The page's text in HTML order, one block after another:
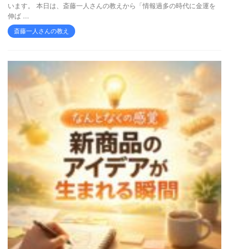
います。 本日は、斎藤一人さんの教えから「情報過多の時代に金運を
伸ば ...
斎藤一人さんの教え